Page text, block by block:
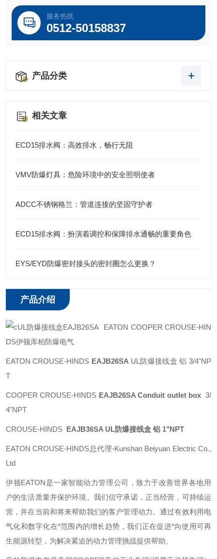
服务热线
0512-50158837
产品分类
相关文章
ECD15排水阀：高效排水，畅行无阻
VMV防爆灯具：危险环境中的安全照明使者
ADCC不锈钢格兰：管道连接的坚固守护者
ECD15排水阀：扮演着调控和保障排水通畅的重要角色
EYS/EYD防爆密封接头的密封圈怎么更换？
产品介绍
EATON COOPER CROUSE-HIN
DS伊顿库柏防爆电气
EATON CROUSE-HINDS EAJB26SA UL防爆接线盒 铝 3/4"NP
T
COOPER CROUSE-HINDS EAJB26SA Conduit outlet box 3/
4"NPT
CROUSE-HINDS EAJB36SA UL防爆接线盒 铝 1"NPT
EATON CROUSE-HINDS总代理-Kunshan Beiyuan Electric Co.,
Ltd
伊顿EATON是一家智能动力管理公司，致力于改善世界各地用
户的生活质量并保护环境。我们信守承诺，正当经营，可持续运
营，并在当前和将来帮助我们的客户管理动力。通过有效利用电
气化和数字化在*范围内的增长趋势，我们正在促进*向使用可再
生能源转型，为解决紧迫的动力管理挑战提供帮助。